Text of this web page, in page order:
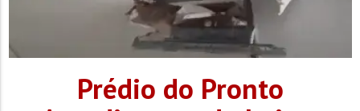
Prédio do Pronto